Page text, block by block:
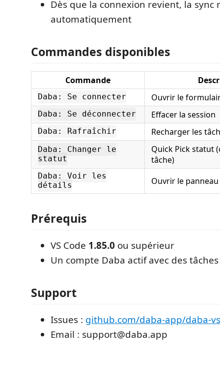
Dès que la connexion revient, la sync
automatiquement
Commandes disponibles
Commande
Daba: Se connecter Ouvrir le
Daba: Se déconnecter Effacer la session
Daba: Rafraîchir Recharger les
Daba: Changer le
statut
Quick Pick statut
tâche)
Daba: Voir les
détails
Ouvrir le
Prérequis
VS Code 1.85.0 ou supérieur
Un compte Daba actif avec des
Support
Issues : github.com/daba-app/daba-
Email : support@daba.app